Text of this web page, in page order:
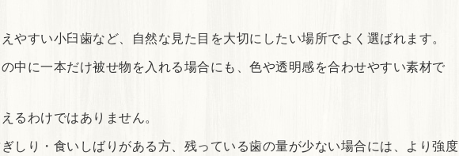
やすい小臼歯など、自然な見た目を大切にしたい場所でよく選ばれます。
中に一本だけ被せ物を入れる場合にも、色や透明感を合わせやすい素材で
るわけではありません。
しり・食いしばりがある方、残っている歯の量が少ない場合には、より強度